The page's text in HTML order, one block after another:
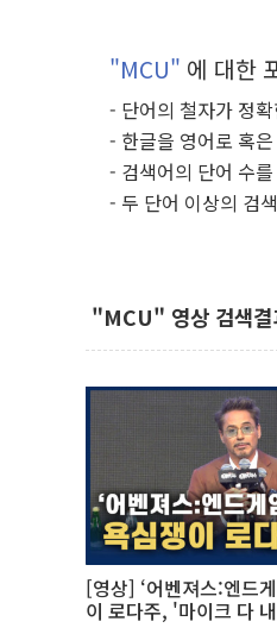
"MCU" 에 대한
- 단어의 철자가 정
- 한글을 영어로 혹
- 검색어의 단어 수
- 두 단어 이상의 검
"MCU" 영상 검색결
[영상] ‘어벤져스:엔드
이 로다주, '마이크 다